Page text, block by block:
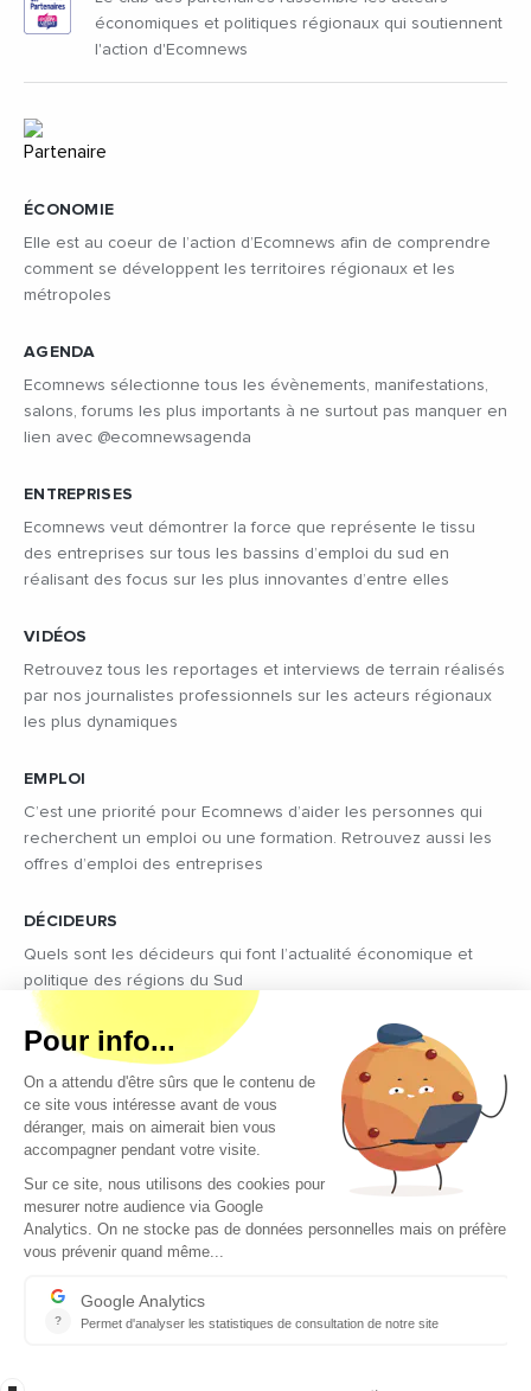
ÉCONOMIE
Elle est au coeur de l’action d’Ecomnews afin de comprendre
comment se développent les territoires régionaux et les
métropoles
AGENDA
Ecomnews sélectionne tous les évènements, manifestations,
salons, forums les plus importants à ne surtout pas manquer en
lien avec @ecomnewsagenda
ENTREPRISES
Ecomnews veut démontrer la force que représente le tissu
des entreprises sur tous les bassins d’emploi du sud en
réalisant des focus sur les plus innovantes d’entre elles
VIDÉOS
Retrouvez tous les reportages et interviews de terrain réalisés
par nos journalistes professionnels sur les acteurs régionaux
les plus dynamiques
EMPLOI
C’est une priorité pour Ecomnews d’aider les personnes qui
recherchent un emploi ou une formation. Retrouvez aussi les
offres d’emploi des entreprises
DÉCIDEURS
Quels sont les décideurs qui font l’actualité économique et
politique des régions du Sud
économiques et politiques régionaux qui soutiennent
l'action d'Ecomnews
Copyright © 2026 - Tous droits réservés
Qui sommes-nous ?
Contact
Conditions générales d’utilisation